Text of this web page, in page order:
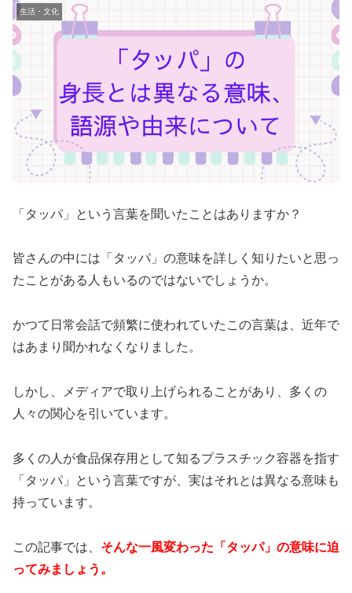
生活・文化
「タッパ」という言葉を聞いたことはありますか？
皆さんの中には「タッパ」の意味を詳しく知りたいと思っ
たことがある人もいるのではないでしょうか。
かつて日常会話で頻繁に使われていたこの言葉は、近年で
はあまり聞かれなくなりました。
しかし、メディアで取り上げられることがあり、多くの
人々の関心を引いています。
多くの人が食品保存用として知るプラスチック容器を指す
「タッパ」という言葉ですが、実はそれとは異なる意味も
持っています。
この記事では、 そんな一風変わった「タッパ」の意味に迫
ってみましょう。